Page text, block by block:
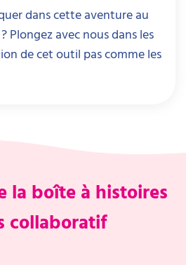
dans cette aventure au
Plongez avec nous dans les
de cet outil pas comme les
la boîte à histoires
collaboratif